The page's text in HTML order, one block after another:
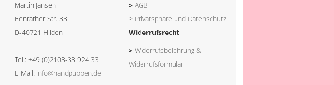
Martin Jansen
Benrather Str. 33
D-40721 Hilden
Tel.: +49 (0)2103-33 924 33
E-Mail: info@handpuppen.de
> AGB
> Privatsphäre und Datenschutz
Widerrufsrecht
> Widerrufsbelehrung &
Widerrufsformular